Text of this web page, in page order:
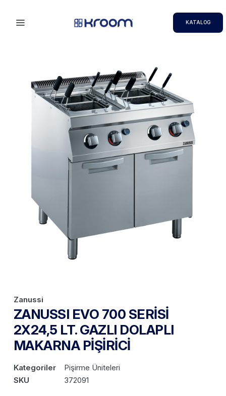
KATALOG
Zanussi
ZANUSSI EVO 700 SERİSİ
2X24,5 LT. GAZLI DOLAPLI
MAKARNA PİŞİRİCİ
Kategoriler
Pişirme Üniteleri
SKU
372091